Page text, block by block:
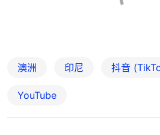
澳洲 印尼 抖音
YouTube